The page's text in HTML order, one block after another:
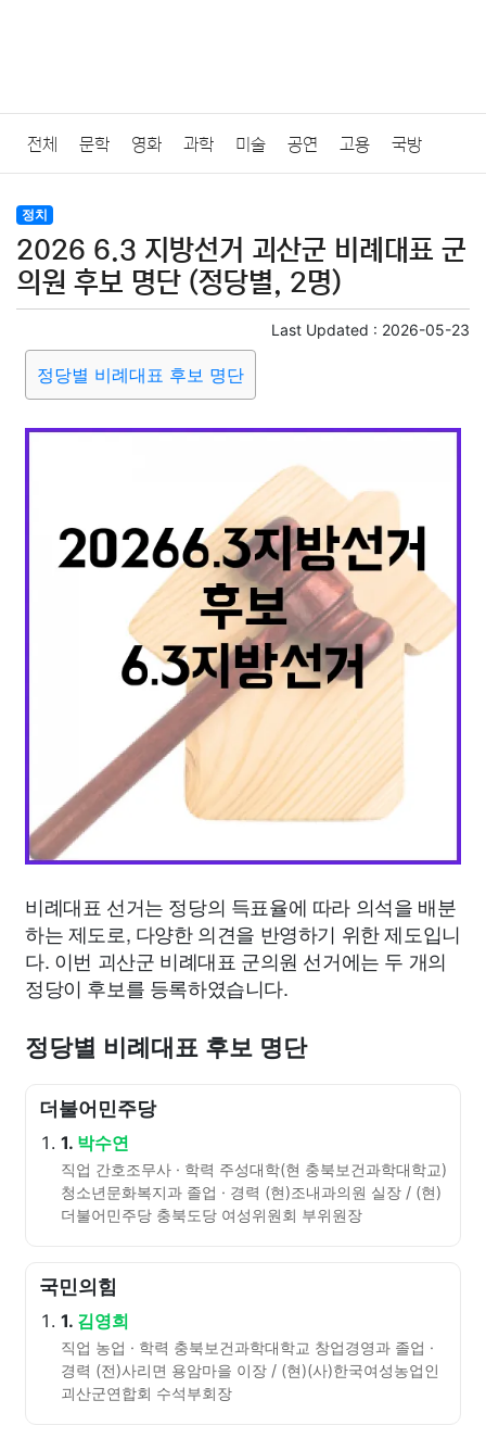
전체 문학 영화 과학 미술 공연 고용 국방
법률
질병 가요 방송 일상 주식 암호화폐 블록체인
미용 증권 인테리어
요리 상품리뷰 원예 금융
의료 의학 경제 마케팅
부동산 외국어 교육 교통 생활 기타
정치
2026 6.3 지방선거 괴산군 비례대표 군
의원 후보 명단 (정당별, 2명)
Last Updated : 2026-05-23
정당별 비례대표 후보 명단
비례대표 선거는 정당의 득표율에 따라 의석을 배분
하는 제도로, 다양한 의견을 반영하기 위한 제도입니
다. 이번 괴산군 비례대표 군의원 선거에는 두 개의
정당이 후보를 등록하였습니다.
정당별 비례대표 후보 명단
더불어민주당
1. 박수연
직업 간호조무사 · 학력 주성대학(현 충북보건과학대학교)
청소년문화복지과 졸업 · 경력 (현)조내과의원 실장 / (현)
더불어민주당 충북도당 여성위원회 부위원장
국민의힘
1. 김영희
직업 농업 · 학력 충북보건과학대학교 창업경영과 졸업 ·
경력 (전)사리면 용암마을 이장 / (현)(사)한국여성농업인
괴산군연합회 수석부회장